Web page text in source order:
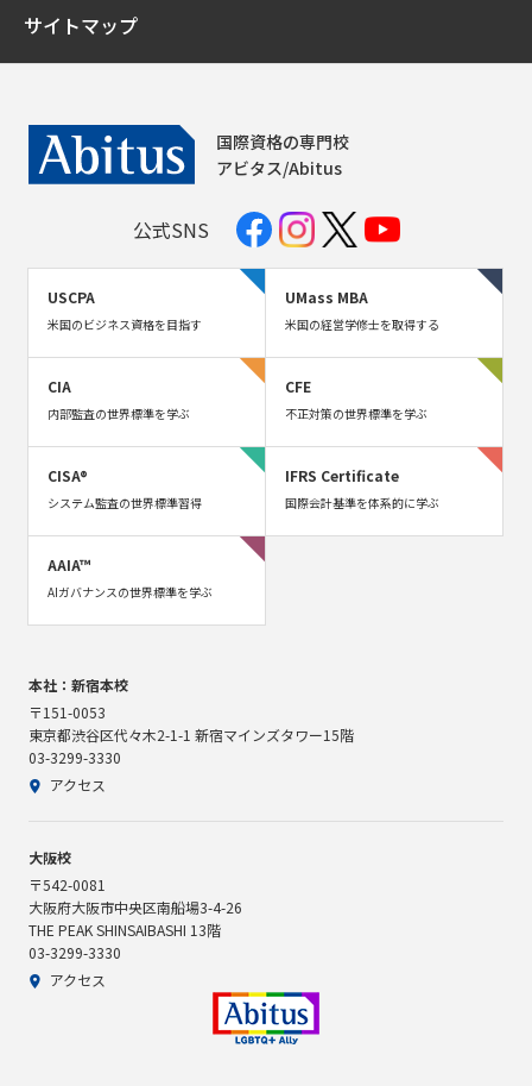
サイトマップ
国際資格の専門校
アビタス/Abitus
公式SNS
USCPA
米国のビジネス資格を目指す
UMass MBA
米国の経営学修士を取得する
CIA
内部監査の世界標準を学ぶ
CFE
不正対策の世界標準を学ぶ
CISA®
システム監査の世界標準習得
IFRS Certificate
国際会計基準を体系的に学ぶ
AAIA™
AIガバナンスの世界標準を学ぶ
本社：新宿本校
〒151-0053
東京都渋谷区代々木2-1-1 新宿マインズタワー15階
03-3299-3330
アクセス
大阪校
〒542-0081
大阪府大阪市中央区南船場3-4-26
THE PEAK SHINSAIBASHI 13階
03-3299-3330
アクセス